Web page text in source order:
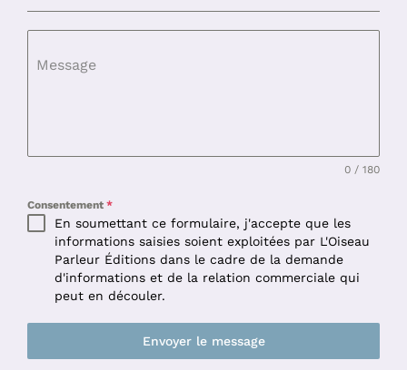
Message
0 / 180
Consentement *
En soumettant ce formulaire, j'accepte que les
informations saisies soient exploitées par L'Oiseau
Parleur Éditions dans le cadre de la demande
d'informations et de la relation commerciale qui
peut en découler.
Envoyer le message